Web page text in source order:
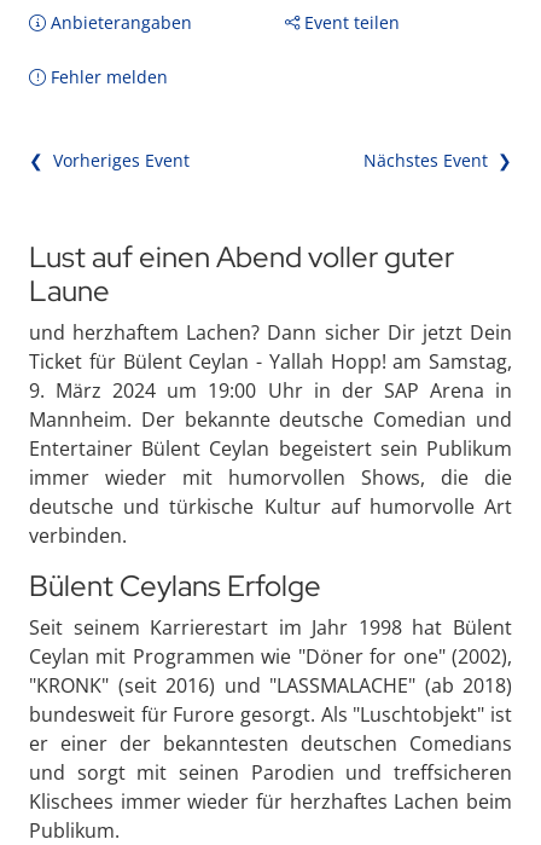
Anbieterangaben Event teilen
Fehler melden
❮ Vorheriges Event Nächstes Event ❯
Lust auf einen Abend voller guter
Laune
und herzhaftem Lachen? Dann sicher Dir jetzt Dein
Ticket für Bülent Ceylan - Yallah Hopp! am Samstag,
9. März 2024 um 19:00 Uhr in der SAP Arena in
Mannheim. Der bekannte deutsche Comedian und
Entertainer Bülent Ceylan begeistert sein Publikum
immer wieder mit humorvollen Shows, die die
deutsche und türkische Kultur auf humorvolle Art
verbinden.
Bülent Ceylans Erfolge
Seit seinem Karrierestart im Jahr 1998 hat Bülent
Ceylan mit Programmen wie "Döner for one" (2002),
"KRONK" (seit 2016) und "LASSMALACHE" (ab 2018)
bundesweit für Furore gesorgt. Als "Luschtobjekt" ist
er einer der bekanntesten deutschen Comedians
und sorgt mit seinen Parodien und treffsicheren
Klischees immer wieder für herzhaftes Lachen beim
Publikum.